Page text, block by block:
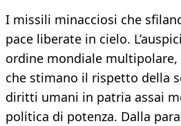
I missili minacciosi che
pace liberate in cielo.
ordine mondiale multipolare,
che stimano il rispetto della
diritti umani in patria assai
politica di potenza. Dalla